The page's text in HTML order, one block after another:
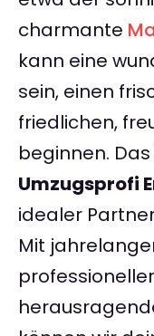
charmante
kann eine
sein, einen
friedlichen,
beginnen.
Umzugsprofi
idealer
Mit